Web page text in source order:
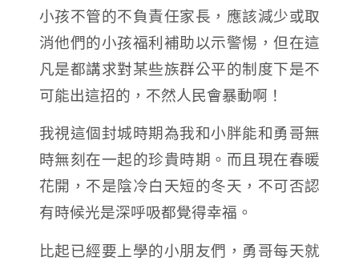
小孩不管的不負責任家長，應該減少或取
消他們的小孩福利補助以示警惕，但在這
凡是都講求對某些族群公平的制度下是不
可能出這招的，不然人民會暴動啊！
我視這個封城時期為我和小胖能和勇哥無
時無刻在一起的珍貴時期。而且現在春暖
花開，不是陰冷白天短的冬天，不可否認
有時候光是深呼吸都覺得幸福。
比起已經要上學的小朋友們，勇哥每天就